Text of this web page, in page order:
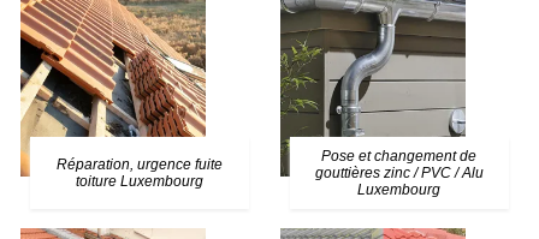
Réparation, urgence fuite
toiture Luxembourg
Pose et changement de
gouttières zinc / PVC / Alu
Luxembourg